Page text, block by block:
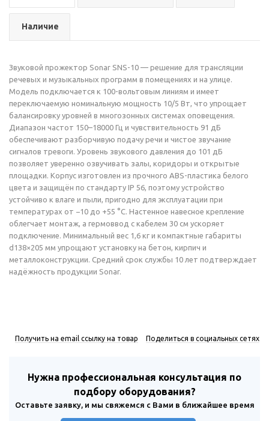
Наличие
Звуковой прожектор Sonar SNS-10 — решение для трансляции
речевых и музыкальных программ в помещениях и на улице.
Модель подключается к 100-вольтовым линиям и имеет
переключаемую номинальную мощность 10/5 Вт, что упрощает
балансировку уровней в многозонных системах оповещения.
Диапазон частот 150–18000 Гц и чувствительность 91 дБ
обеспечивают разборчивую подачу речи и чистое звучание
сигналов тревоги. Уровень звукового давления до 101 дБ
позволяет уверенно озвучивать залы, коридоры и открытые
площадки. Корпус изготовлен из прочного ABS-пластика белого
цвета и защищён по стандарту IP 56, поэтому устройство
устойчиво к влаге и пыли, пригодно для эксплуатации при
температурах от −10 до +55 °C. Настенное навесное крепление
облегчает монтаж, а гермоввод с кабелем 30 см ускоряет
подключение. Минимальный вес 1,6 кг и компактные габариты
d138×205 мм упрощают установку на бетон, кирпич и
металлоконструкции. Средний срок службы 10 лет подтверждает
надёжность продукции Sonar.
Получить на email ссылку на товар Поделиться в социальных сетях
Нужна профессиональная консультация по
подбору оборудования?
Оставьте заявку, и мы свяжемся с Вами в ближайшее время